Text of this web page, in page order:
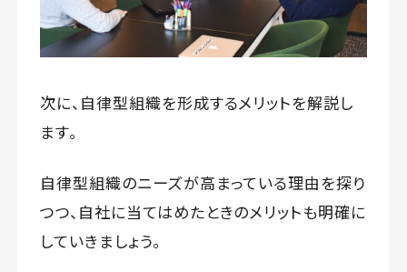
次に、自律型組織を形成するメリットを解説し
ます。
自律型組織のニーズが高まっている理由を探り
つつ、自社に当てはめたときのメリットも明確に
していきましょう。